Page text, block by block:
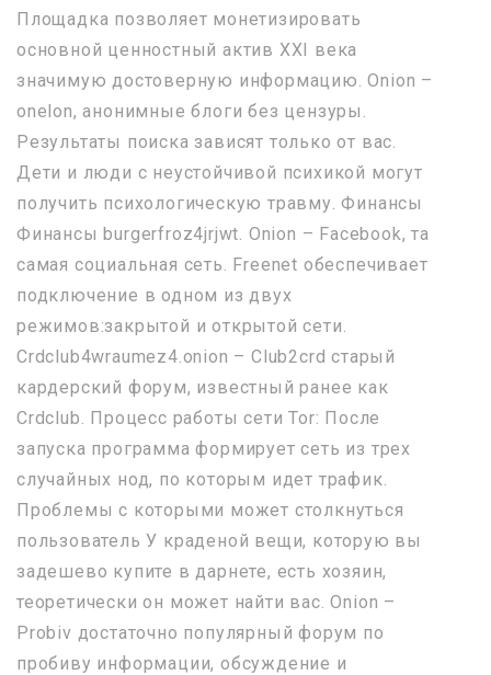
Площадка позволяет монетизировать
основной ценностный актив XXI века
значимую достоверную информацию. Onion –
onelon, анонимные блоги без цензуры.
Результаты поиска зависят только от вас.
Дети и люди с неустойчивой психикой могут
получить психологическую травму. Финансы
Финансы burgerfroz4jrjwt. Onion – Facebook, та
самая социальная сеть. Freenet обеспечивает
подключение в одном из двух
режимов:закрытой и открытой сети.
Crdclub4wraumez4.onion – Club2crd старый
кардерский форум, известный ранее как
Crdclub. Процесс работы сети Tor: После
запуска программа формирует сеть из трех
случайных нод, по которым идет трафик.
Проблемы с которыми может столкнуться
пользователь У краденой вещи, которую вы
задешево купите в дарнете, есть хозяин,
теоретически он может найти вас. Onion –
Probiv достаточно популярный форум по
пробиву информации, обсуждение и